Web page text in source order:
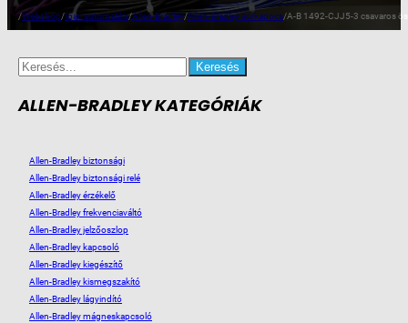
/Webshop/Ipari automatika/Allen-Bradley/Allen-Bradley sorkapocs/A-B 1492-CJJ5-3 csavaros
Search
for:
ALLEN-BRADLEY KATEGÓRIÁK
Allen-Bradley biztonsági
Allen-Bradley biztonsági relé
Allen-Bradley érzékelő
Allen-Bradley frekvenciaváltó
Allen-Bradley jelzőoszlop
Allen-Bradley kapcsoló
Allen-Bradley kiegészítő
Allen-Bradley kismegszakító
Allen-Bradley lágyindító
Allen-Bradley mágneskapcsoló